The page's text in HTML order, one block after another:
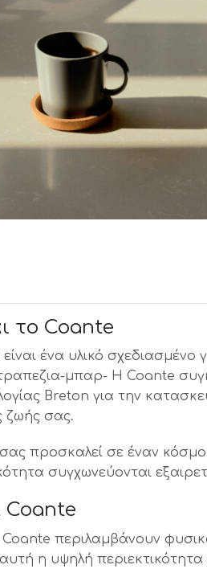
το Coante
είναι ένα υλικό
μπαρ- Η Coante
Breton για την
ζωής σας.
προσκαλεί σε έναν κόσμο
συγχωνεύονται
Coante
Coante περιλαμβάνουν
η υψηλή περιεκτικότητα